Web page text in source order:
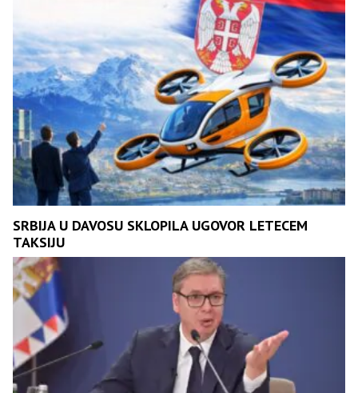
SRBIJA U DAVOSU SKLOPILA UGOVOR LETECEM
TAKSIJU